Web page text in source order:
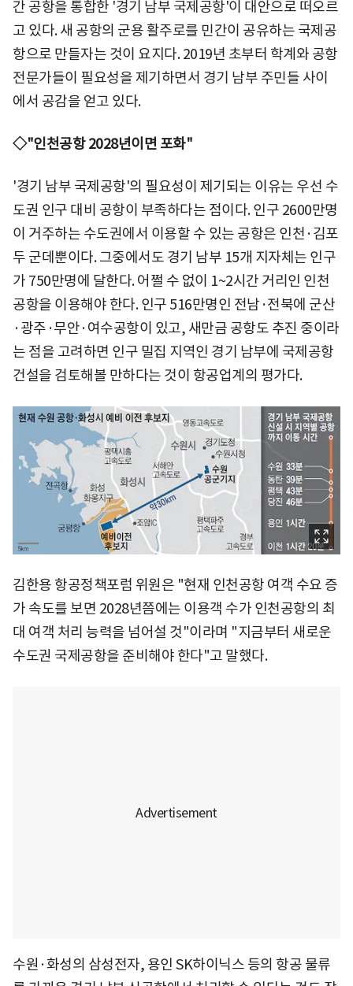
간 공항을 통합한 '경기 남부 국제공항'이 대안으로 떠오르
고 있다. 새 공항의 군용 활주로를 민간이 공유하는 국제공
항으로 만들자는 것이 요지다. 2019년 초부터 학계와 공항
전문가들이 필요성을 제기하면서 경기 남부 주민들 사이
에서 공감을 얻고 있다.
◇"인천공항 2028년이면 포화"
'경기 남부 국제공항'의 필요성이 제기되는 이유는 우선 수
도권 인구 대비 공항이 부족하다는 점이다. 인구 2600만명
이 거주하는 수도권에서 이용할 수 있는 공항은 인천·김포
두 군데뿐이다. 그중에서도 경기 남부 15개 지자체는 인구
가 750만명에 달한다. 어쩔 수 없이 1~2시간 거리인 인천
공항을 이용해야 한다. 인구 516만명인 전남·전북에 군산
·광주·무안·여수공항이 있고, 새만금 공항도 추진 중이라
는 점을 고려하면 인구 밀집 지역인 경기 남부에 국제공항
건설을 검토해볼 만하다는 것이 항공업계의 평가다.
김한용 항공정책포럼 위원은 "현재 인천공항 여객 수요 증
가 속도를 보면 2028년쯤에는 이용객 수가 인천공항의 최
대 여객 처리 능력을 넘어설 것"이라며 "지금부터 새로운
수도권 국제공항을 준비해야 한다"고 말했다.
수원·화성의 삼성전자, 용인 SK하이닉스 등의 항공 물류